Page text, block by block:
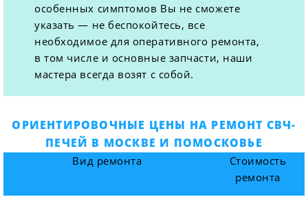
особенных симптомов Вы не сможете
указать — не беспокойтесь, все
необходимое для оперативного ремонта,
в том числе и основные запчасти, наши
мастера всегда возят с собой.
ОРИЕНТИРОВОЧНЫЕ ЦЕНЫ НА РЕМОНТ СВЧ-
ПЕЧЕЙ В МОСКВЕ И ПОМОСКОВЬЕ
Вид ремонта
Стоимость
ремонта